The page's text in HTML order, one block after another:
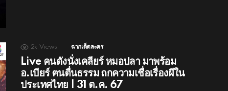
2k Views ฉากเด็ดละคร
Live คนดังนั่งเคลียร์ หมอปลา มาพร้อม
อ.เบียร์ ฅนตื่นธรรม ถกความเชื่อเรื่องผีใน
ประเทศไทย | 31 ต.ค. 67